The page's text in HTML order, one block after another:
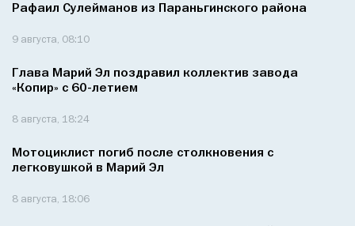
Рафаил Сулейманов из Параньгинского района
9 августа, 08:10
Глава Марий Эл поздравил коллектив завода
«Копир» с 60-летием
8 августа, 18:24
Мотоциклист погиб после столкновения с
легковушкой в Марий Эл
8 августа, 18:06